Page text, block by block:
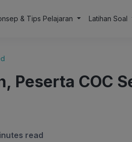
& Tips Pelajaran Latihan Soal
Peserta COC
read